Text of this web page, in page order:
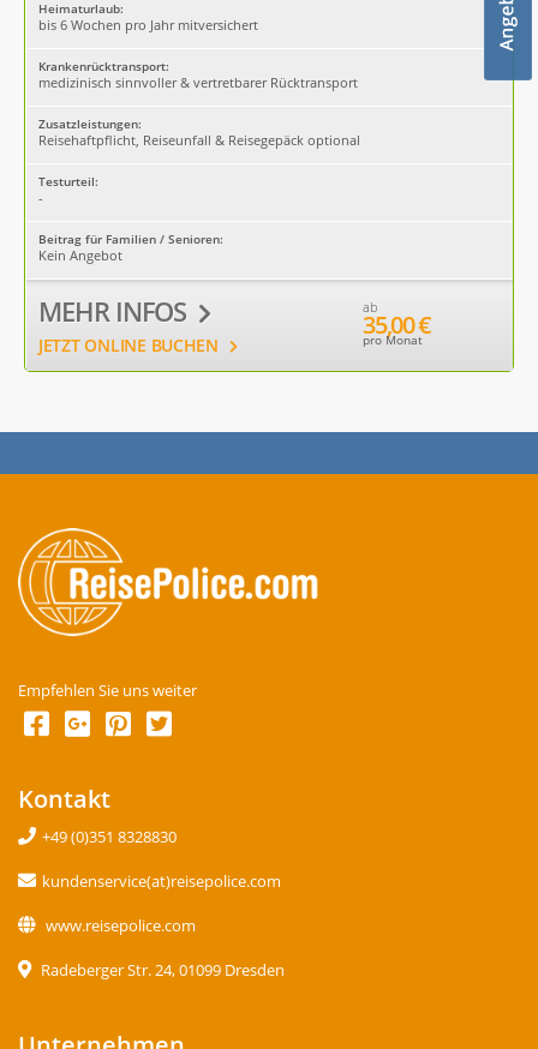
Heimaturlaub:
bis 6 Wochen pro Jahr mitversichert
Krankenrücktransport:
medizinisch sinnvoller & vertretbarer Rücktransport
Zusatzleistungen:
Reisehaftpflicht, Reiseunfall & Reisegepäck optional
Testurteil:
-
Beitrag für Familien / Senioren:
Kein Angebot
MEHR INFOS
JETZT ONLINE BUCHEN
ab
35,00 €
pro Monat
Empfehlen Sie uns weiter
Kontakt
+49 (0)351 8328830
kundenservice(at)reisepolice.com
www.reisepolice.com
Radeberger Str. 24, 01099 Dresden